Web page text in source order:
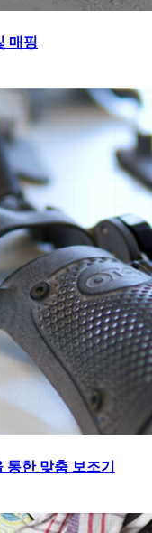
매핑
통한 맞춤 보조기